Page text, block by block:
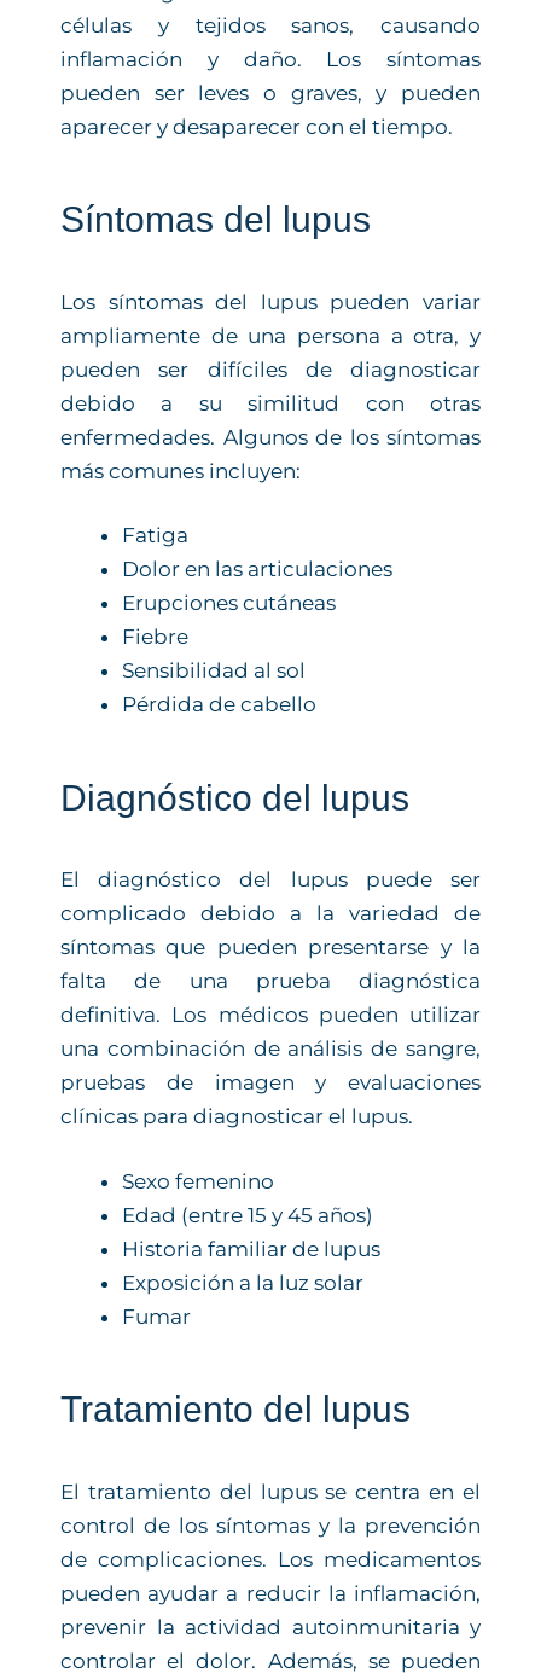
células y tejidos sanos, causando
inflamación y daño. Los síntomas
pueden ser leves o graves, y pueden
aparecer y desaparecer con el tiempo.
Síntomas del lupus
Los síntomas del lupus pueden variar
ampliamente de una persona a otra, y
pueden ser difíciles de diagnosticar
debido a su similitud con otras
enfermedades. Algunos de los síntomas
más comunes incluyen:
Fatiga
Dolor en las articulaciones
Erupciones cutáneas
Fiebre
Sensibilidad al sol
Pérdida de cabello
Diagnóstico del lupus
El diagnóstico del lupus puede ser
complicado debido a la variedad de
síntomas que pueden presentarse y la
falta de una prueba diagnóstica
definitiva. Los médicos pueden utilizar
una combinación de análisis de sangre,
pruebas de imagen y evaluaciones
clínicas para diagnosticar el lupus.
Sexo femenino
Edad (entre 15 y 45 años)
Historia familiar de lupus
Exposición a la luz solar
Fumar
Tratamiento del lupus
El tratamiento del lupus se centra en el
control de los síntomas y la prevención
de complicaciones. Los medicamentos
pueden ayudar a reducir la inflamación,
prevenir la actividad autoinmunitaria y
controlar el dolor. Además, se pueden